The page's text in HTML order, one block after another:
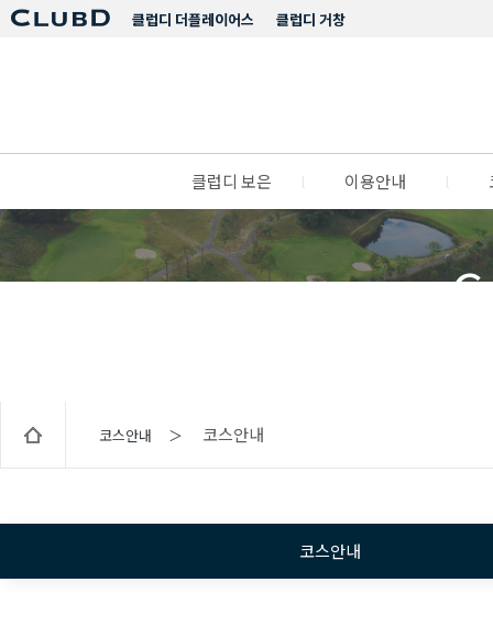
클럽디 거창
클럽디 더플레이어스
클럽디 보은 이용안내
코스안내 ＞ 코스안내
코스안내